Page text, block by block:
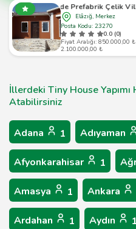
Hanzade Prefabrik Çelik Villa
Elâzığ, Merkez
Posta Kodu: 23270
0.0 (0)
Fiyat Aralığı: 850.000,00
2.100.000,00 ₺
İllerdeki Tiny House
Atabilirsiniz
Adana 1 Adıyaman
Afyonkarahisar 1
Amasya 1 Ankara
Ardahan 1 Aydın 1